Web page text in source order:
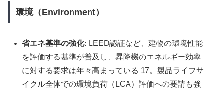
環境（Environment）
省エネ基準の強化: LEED認証など、建物の環境性能
を評価する基準が普及し、昇降機のエネルギー効率
に対する要求は年々高まっている 17。製品ライフサ
イクル全体での環境負荷（LCA）評価への要請も強